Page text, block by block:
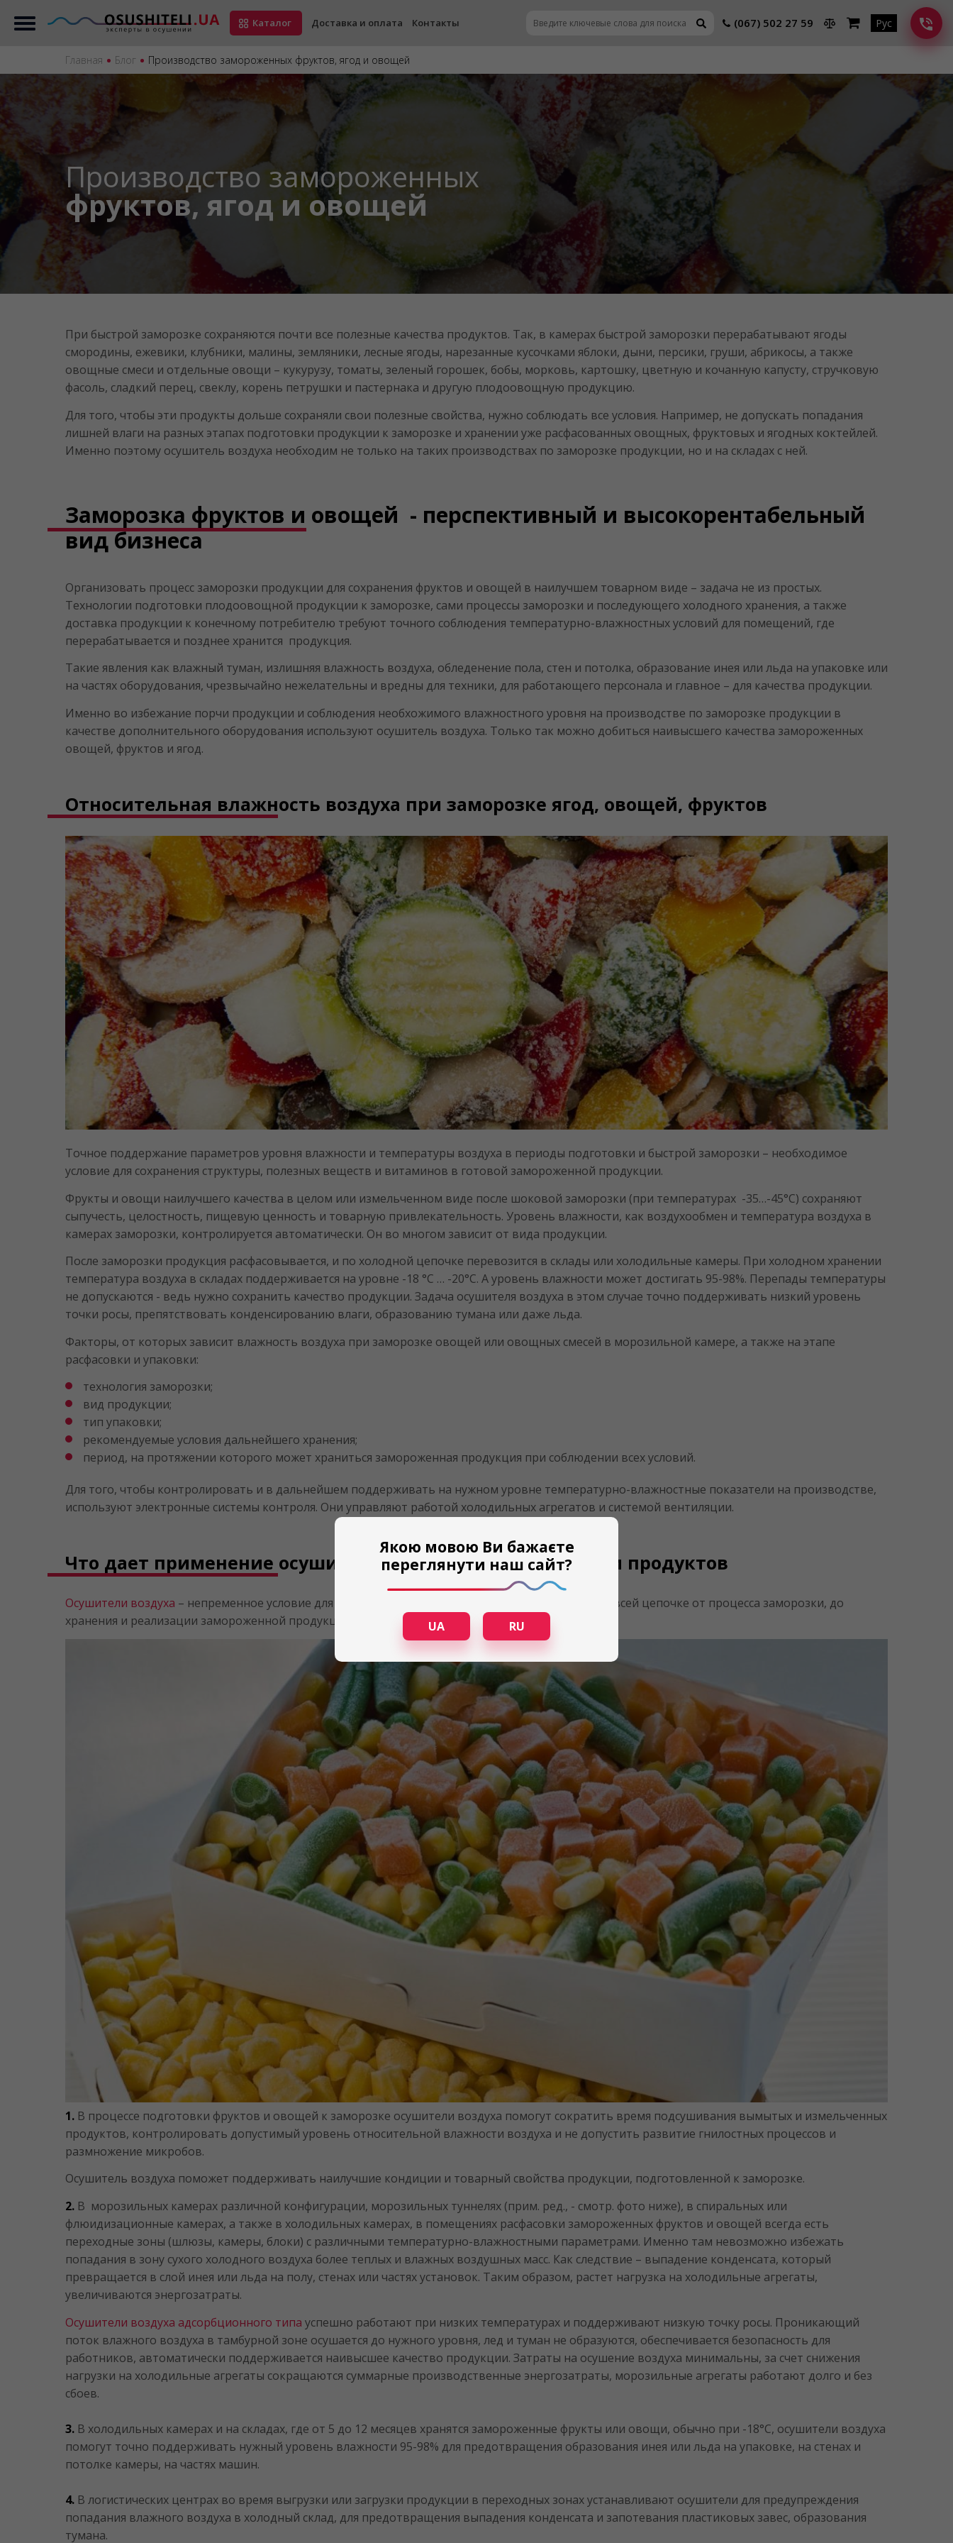
Каталог Доставка и оплата Контакты (067) 502 27 59 Рус
Главная Блог Производство замороженных фруктов, ягод и овощей
Производство замороженных
фруктов, ягод и овощей
При быстрой заморозке сохраняются почти все полезные качества продуктов. Так, в камерах быстрой заморозки перерабатывают ягоды
смородины, ежевики, клубники, малины, земляники, лесные ягоды, нарезанные кусочками яблоки, дыни, персики, груши, абрикосы, а также
овощные смеси и отдельные овощи – кукурузу, томаты, зеленый горошек, бобы, морковь, картошку, цветную и кочанную капусту, стручковую
фасоль, сладкий перец, свеклу, корень петрушки и пастернака и другую плодоовощную продукцию.
Для того, чтобы эти продукты дольше сохраняли свои полезные свойства, нужно соблюдать все условия. Например, не допускать попадания
лишней влаги на разных этапах подготовки продукции к заморозке и хранении уже расфасованных овощных, фруктовых и ягодных коктейлей.
Именно поэтому осушитель воздуха необходим не только на таких производствах по заморозке продукции, но и на складах с ней.
Заморозка фруктов и овощей - перспективный и высокорентабельный
вид бизнеса
Организовать процесс заморозки продукции для сохранения фруктов и овощей в наилучшем товарном виде – задача не из простых.
Технологии подготовки плодоовощной продукции к заморозке, сами процессы заморозки и последующего холодного хранения, а также
доставка продукции к конечному потребителю требуют точного соблюдения температурно-влажностных условий для помещений, где
перерабатывается и позднее хранится продукция.
Такие явления как влажный туман, излишняя влажность воздуха, обледенение пола, стен и потолка, образование инея или льда на упаковке или
на частях оборудования, чрезвычайно нежелательны и вредны для техники, для работающего персонала и главное – для качества продукции.
Именно во избежание порчи продукции и соблюдения необхожимого влажностного уровня на производстве по заморозке продукции в
качестве дополнительного оборудования используют осушитель воздуха. Только так можно добиться наивысшего качества замороженных
овощей, фруктов и ягод.
Относительная влажность воздуха при заморозке ягод, овощей, фруктов
Точное поддержание параметров уровня влажности и температуры воздуха в периоды подготовки и быстрой заморозки – необходимое
условие для сохранения структуры, полезных веществ и витаминов в готовой замороженной продукции.
Фрукты и овощи наилучшего качества в целом или измельченном виде после шоковой заморозки (при температурах -35…-45°С) сохраняют
сыпучесть, целостность, пищевую ценность и товарную привлекательность. Уровень влажности, как воздухообмен и температура воздуха в
камерах заморозки, контролируется автоматически. Он во многом зависит от вида продукции.
После заморозки продукция расфасовывается, и по холодной цепочке перевозится в склады или холодильные камеры. При холодном хранении
температура воздуха в складах поддерживается на уровне -18 °C … -20°C. А уровень влажности может достигать 95-98%. Перепады температуры
не допускаются - ведь нужно сохранить качество продукции. Задача осушителя воздуха в этом случае точно поддерживать низкий уровень
точки росы, препятствовать конденсированию влаги, образованию тумана или даже льда.
Факторы, от которых зависит влажность воздуха при заморозке овощей или овощных смесей в морозильной камере, а также на этапе
расфасовки и упаковки:
технология заморозки;
вид продукции;
тип упаковки;
рекомендуемые условия дальнейшего хранения;
период, на протяжении которого может храниться замороженная продукция при соблюдении всех условий.
Для того, чтобы контролировать и в дальнейшем поддерживать на нужном уровне температурно-влажностные показатели на производстве,
используют электронные системы контроля. Они управляют работой холодильных агрегатов и системой вентиляции.
Что дает применение осушителей воздуха для заморозки продуктов
Осушители воздуха – непременное условие для успешного бизнеса, для минимизации потерь на всей цепочке от процесса заморозки, до
хранения и реализации замороженной продукции.
1. В процессе подготовки фруктов и овощей к заморозке осушители воздуха помогут сократить время подсушивания вымытых и измельченных
продуктов, контролировать допустимый уровень относительной влажности воздуха и не допустить развитие гнилостных процессов и
размножение микробов.
Осушитель воздуха поможет поддерживать наилучшие кондиции и товарный свойства продукции, подготовленной к заморозке.
2. В морозильных камерах различной конфигурации, морозильных туннелях (прим. ред., - смотр. фото ниже), в спиральных или
флюидизационные камерах, а также в холодильных камерах, в помещениях расфасовки замороженных фруктов и овощей всегда есть
переходные зоны (шлюзы, камеры, блоки) с различными температурно-влажностными параметрами. Именно там невозможно избежать
попадания в зону сухого холодного воздуха более теплых и влажных воздушных масс. Как следствие – выпадение конденсата, который
превращается в слой инея или льда на полу, стенах или частях установок. Таким образом, растет нагрузка на холодильные агрегаты,
увеличиваются энергозатраты.
Осушители воздуха адсорбционного типа успешно работают при низких температурах и поддерживают низкую точку росы. Проникающий
поток влажного воздуха в тамбурной зоне осушается до нужного уровня, лед и туман не образуются, обеспечивается безопасность для
работников, автоматически поддерживается наивысшее качество продукции. Затраты на осушение воздуха минимальны, за счет снижения
нагрузки на холодильные агрегаты сокращаются суммарные производственные энергозатраты, морозильные агрегаты работают долго и без
сбоев.
3. В холодильных камерах и на складах, где от 5 до 12 месяцев хранятся замороженные фрукты или овощи, обычно при -18°C, осушители воздуха
помогут точно поддерживать нужный уровень влажности 95-98% для предотвращения образования инея или льда на упаковке, на стенах и
потолке камеры, на частях машин.
4. В логистических центрах во время выгрузки или загрузки продукции в переходных зонах устанавливают осушители для предупреждения
попадания влажного воздуха в холодный склад, для предотвращения выпадения конденсата и запотевания пластиковых завес, образования
тумана.
Якою мовою Ви бажаєте
переглянути наш сайт?
UA RU